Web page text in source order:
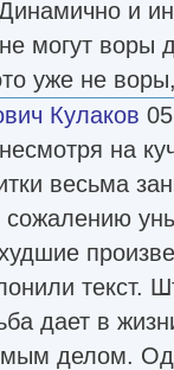
и
могут воры
уже не
Кулаков
на
весьма
сожалению
текст.
дает в
делом.